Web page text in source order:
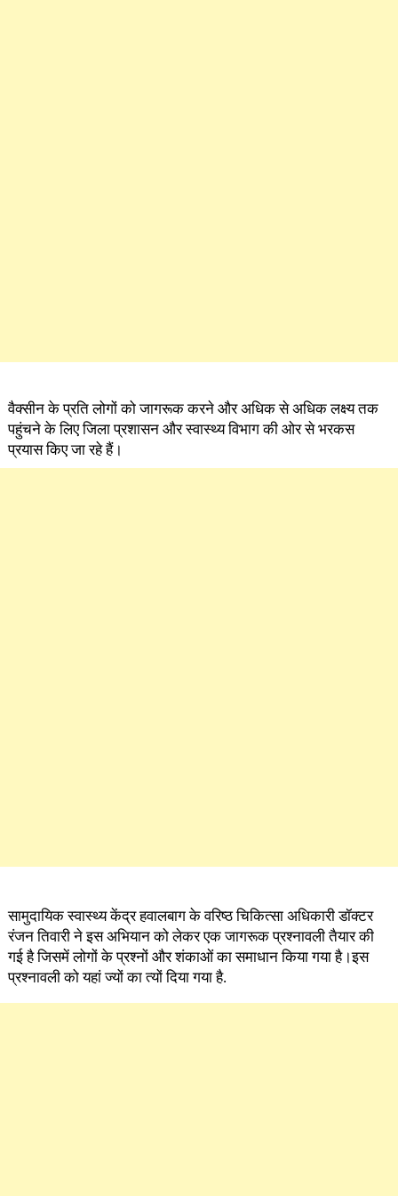
वैक्सीन के प्रति लोगों को जागरूक करने और अधिक से अधिक लक्ष्य तक
पहुंचने के लिए जिला प्रशासन और स्वास्थ्य विभाग की ओर से भरकस
प्रयास किए जा रहे हैं।
सामुदायिक स्वास्थ्य केंद्र हवालबाग के वरिष्ठ चिकित्सा अधिकारी डॉक्टर
रंजन तिवारी ने इस अभियान को लेकर एक जागरूक प्रश्नावली तैयार की
गई है जिसमें लोगों के प्रश्नों और शंकाओं का समाधान किया गया है।इस
प्रश्नावली को यहां ज्यों का त्यों दिया गया है.